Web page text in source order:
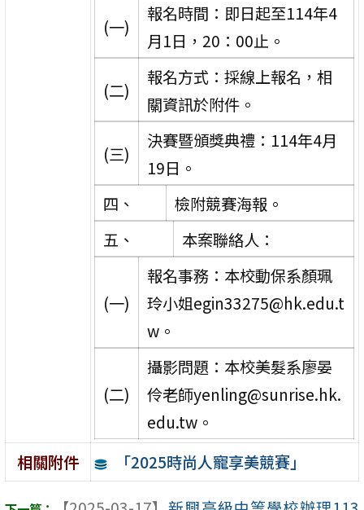
(一)
報名時間：即日起至114年4
月1日，20：00止。
(二)
報名方式：採線上報名，相
關資訊於附件。
(三)
決賽暨頒獎典禮：114年4月
19日。
四、
檢附競賽海報。
五、
本案聯絡人：
(一)
報名事務：本校動保系顏珮
玲小姐egin33275@hk.edu.t
w。
(二)
攝影問題：本校美髮系廖晏
伶老師yenling@sunrise.hk.
edu.tw。
相關附件
「2025時尚人寵享美競賽」